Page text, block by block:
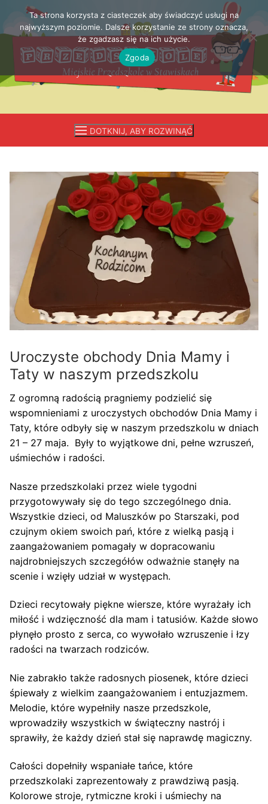
Przejdź
treści
DOTKNIJ, ABY ROZWINĄĆ
Uroczyste obchody Dnia Mamy i
Taty w naszym przedszkolu
Z ogromną radością pragniemy podzielić się
wspomnieniami z uroczystych obchodów Dnia Mamy i
Taty, które odbyły się w naszym przedszkolu w dniach
21 – 27 maja. Były to wyjątkowe dni, pełne wzruszeń,
uśmiechów i radości.
Nasze przedszkolaki przez wiele tygodni
przygotowywały się do tego szczególnego dnia.
Wszystkie dzieci, od Maluszków po Starszaki, pod
czujnym okiem swoich pań, które z wielką pasją i
zaangażowaniem pomagały w dopracowaniu
najdrobniejszych szczegółów odważnie stanęły na
scenie i wzięły udział w występach.
Dzieci recytowały piękne wiersze, które wyrażały ich
miłość i wdzięczność dla mam i tatusiów. Każde słowo
płynęło prosto z serca, co wywołało wzruszenie i łzy
radości na twarzach rodziców.
Nie zabrakło także radosnych piosenek, które dzieci
śpiewały z wielkim zaangażowaniem i entuzjazmem.
Melodie, które wypełniły nasze przedszkole,
wprowadziły wszystkich w świąteczny nastrój i
sprawiły, że każdy dzień stał się naprawdę magiczny.
Całości dopełniły wspaniałe tańce, które
przedszkolaki zaprezentowały z prawdziwą pasją.
Kolorowe stroje, rytmiczne kroki i uśmiechy na
Ta strona korzysta z ciasteczek aby świadczyć usługi na
najwyższym poziomie. Dalsze korzystanie ze strony oznacza,
że zgadzasz się na ich użycie.
Zgoda